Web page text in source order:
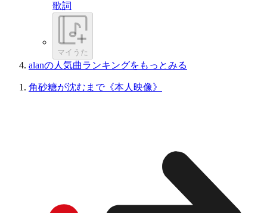
歌詞
マイうた
alanの人気曲ランキングをもっとみる
角砂糖が沈むまで《本人映像》